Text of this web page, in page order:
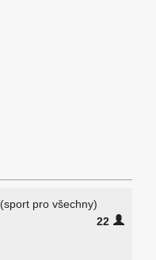
(sport pro všechny)
22